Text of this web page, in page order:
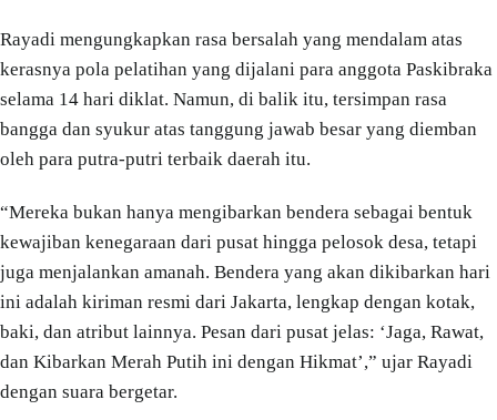
Rayadi mengungkapkan rasa bersalah yang mendalam atas
kerasnya pola pelatihan yang dijalani para anggota Paskibraka
selama 14 hari diklat. Namun, di balik itu, tersimpan rasa
bangga dan syukur atas tanggung jawab besar yang diemban
oleh para putra-putri terbaik daerah itu.
“Mereka bukan hanya mengibarkan bendera sebagai bentuk
kewajiban kenegaraan dari pusat hingga pelosok desa, tetapi
juga menjalankan amanah. Bendera yang akan dikibarkan hari
ini adalah kiriman resmi dari Jakarta, lengkap dengan kotak,
baki, dan atribut lainnya. Pesan dari pusat jelas: ‘Jaga, Rawat,
dan Kibarkan Merah Putih ini dengan Hikmat’,” ujar Rayadi
dengan suara bergetar.